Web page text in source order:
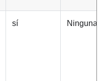
sí Ninguna